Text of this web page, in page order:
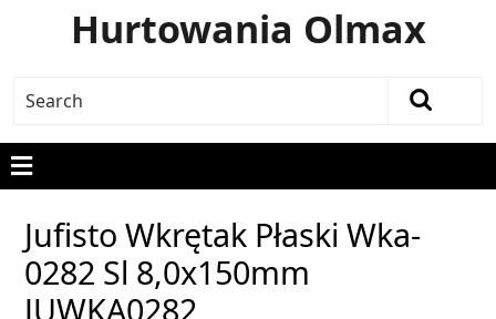
Hurtowania Olmax
Jufisto Wkrętak Płaski Wka-
0282 Sl 8,0x150mm
JUWKA0282